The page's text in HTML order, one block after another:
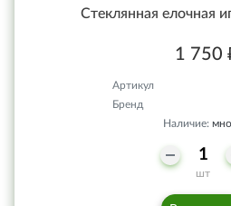
Стеклянная елочная
1 750
Артикул
Бренд
Наличие:
шт